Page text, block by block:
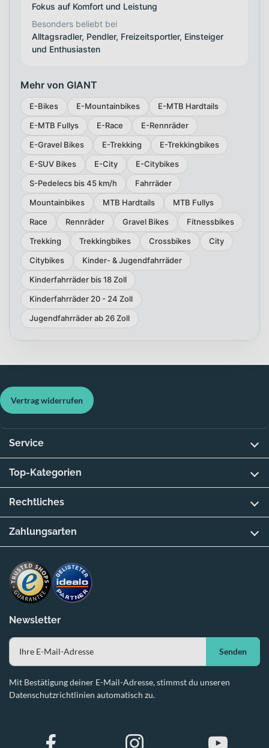
Fokus auf Komfort und Leistung
Besonders beliebt bei
Alltagsradler, Pendler, Freizeitsportler, Einsteiger
und Enthusiasten
Mehr von GIANT
E-Bikes E-Mountainbikes
E-MTB Hardtails
E-MTB Fullys
E-Race
E-Rennräder
E-Gravel Bikes
E-Trekking
E-Trekkingbikes
E-SUV Bikes
E-City
E-Citybikes
S-Pedelecs bis 45 km/h
Fahrräder
Mountainbikes
MTB Hardtails
MTB Fullys
Race
Rennräder Gravel Bikes
Fitnessbikes
Trekking
Trekkingbikes Crossbikes
City
Citybikes
Kinder- & Jugendfahrräder
Kinderfahrräder bis 18 Zoll
Kinderfahrräder 20 - 24 Zoll
Jugendfahrräder ab 26 Zoll
Newsletter
Senden
Mit Bestätigung deiner E-Mail-Adresse, stimmst du unseren
Datenschutzrichtlinien automatisch zu.
Vertrag widerrufen
Service
Top-Kategorien
Rechtliches
Zahlungsarten